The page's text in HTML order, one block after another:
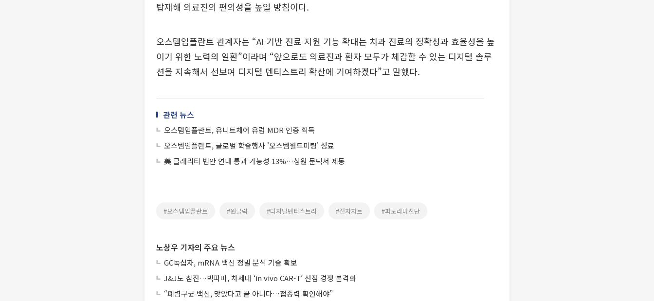
탑재해 의료진의 편의성을 높일 방침이다.
오스템임플란트 관계자는 “AI 기반 진료 지원 기능 확대는 치과 진료의 정확성과 효율성을 높
이기 위한 노력의 일환”이라며 “앞으로도 의료진과 환자 모두가 체감할 수 있는 디지털 솔루
션을 지속해서 선보여 디지털 덴티스트리 확산에 기여하겠다”고 말했다.
관련 뉴스
오스템임플란트, 유니트체어 유럽 MDR 인증 획득
오스템임플란트, 글로벌 학술행사 '오스템월드미팅' 성료
美 클래리티 법안 연내 통과 가능성 13%…상원 문턱서 제동
#오스템임플란트 #원클릭 #디지털덴티스트리 #전자차트 #파노라마진단
노상우 기자의 주요 뉴스
GC녹십자, mRNA 백신 정밀 분석 기술 확보
J&J도 참전…빅파마, 차세대 ‘in vivo CAR-T’ 선점 경쟁 본격화
“폐렴구균 백신, 맞았다고 끝 아니다…접종력 확인해야”